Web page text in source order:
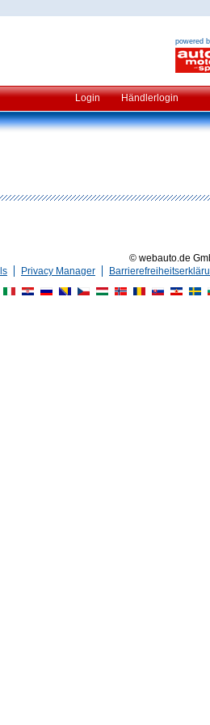
powered
Login Händlerlogin
© webauto.de
Privacy Manager